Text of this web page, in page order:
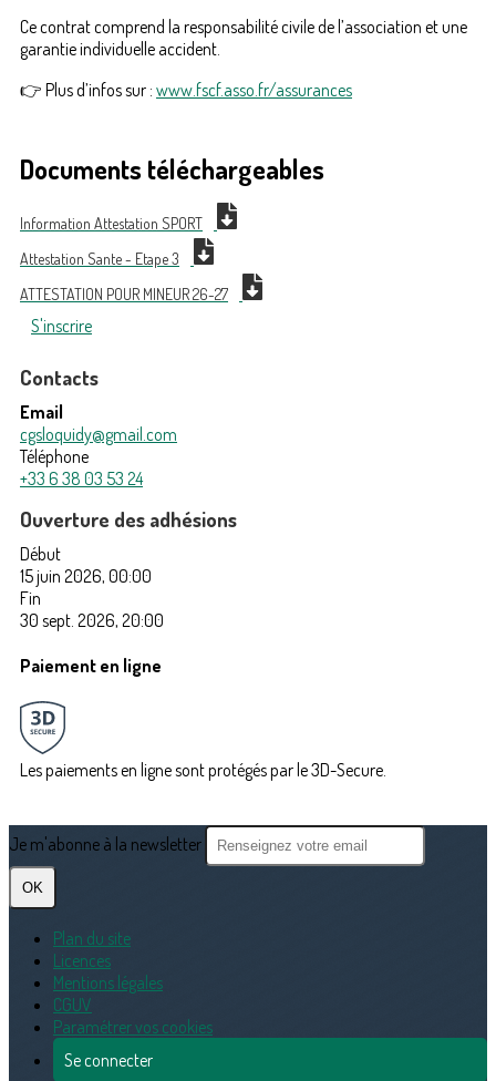
Ce contrat comprend la responsabilité civile de l’association et une
garantie individuelle accident.
👉 Plus d’infos sur : www.fscf.asso.fr/assurances
Documents téléchargeables
Information Attestation SPORT
Attestation Sante - Etape 3
ATTESTATION POUR MINEUR 26-27
S'inscrire
Contacts
Email
cgsloquidy@gmail.com
Téléphone
+33 6 38 03 53 24
Ouverture des adhésions
Début
15 juin 2026, 00:00
Fin
30 sept. 2026, 20:00
Paiement en ligne
Les paiements en ligne sont protégés par le 3D-Secure.
Je m'abonne à la newsletter
OK
Plan du site
Licences
Mentions légales
CGUV
Paramétrer vos cookies
Se connecter